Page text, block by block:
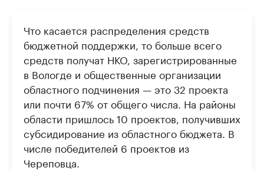
Что касается распределения средств
бюджетной поддержки, то больше всего
средств получат НКО, зарегистрированные
в Вологде и общественные организации
областного подчинения — это 32 проекта
или почти 67% от общего числа. На районы
области пришлось 10 проектов, получивших
субсидирование из областного бюджета. В
числе победителей 6 проектов из
Череповца.